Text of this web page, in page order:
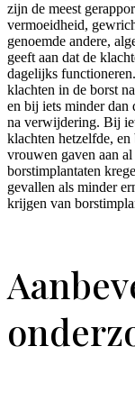
zijn de meest
vermoeidheid,
genoemde andere,
geeft aan dat de
dagelijks
klachten in de borst
en bij iets minder dan
na verwijdering. Bij
klachten hetzelfde,
vrouwen gaven aan
borstimplantaten
gevallen als minder
krijgen van